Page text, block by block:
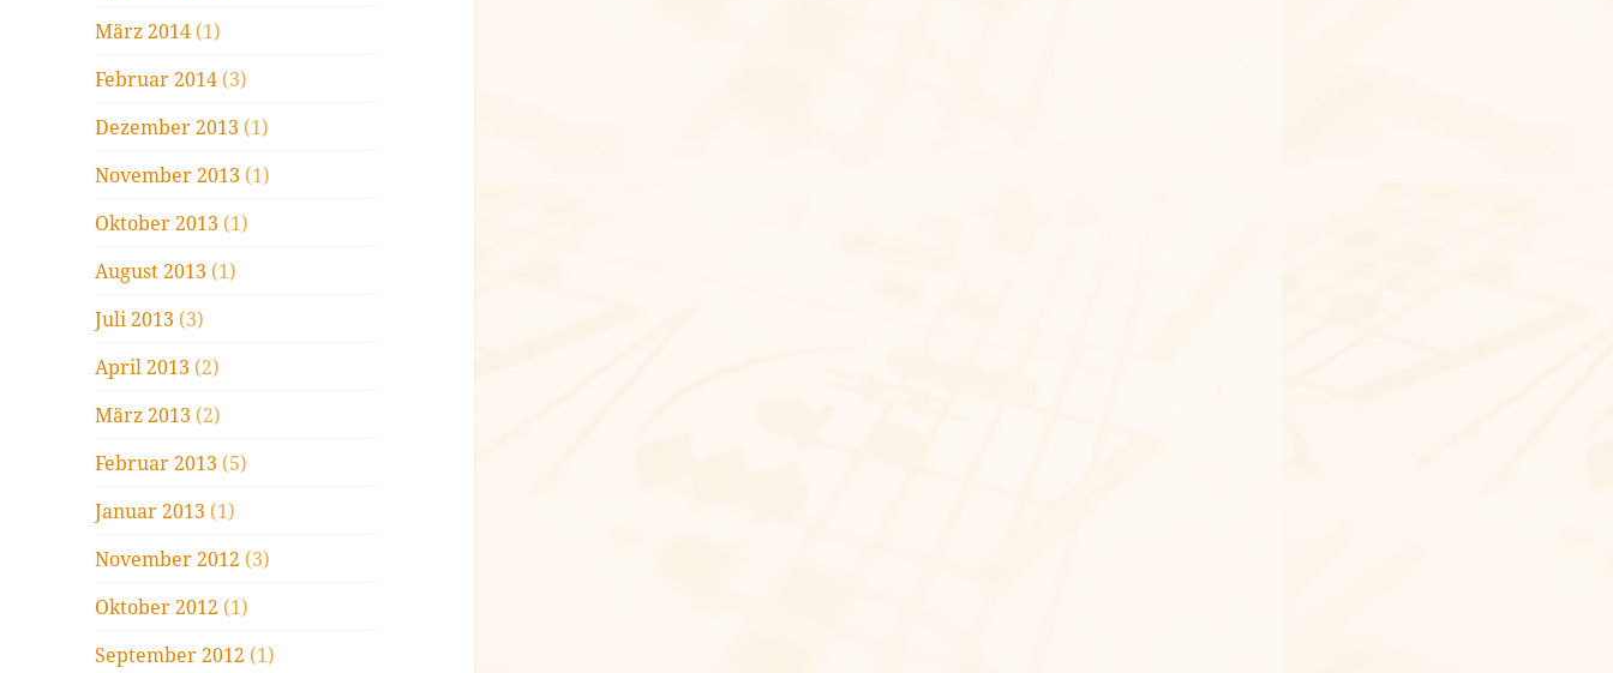
März 2014 (1)
Februar 2014 (3)
Dezember 2013 (1)
November 2013 (1)
Oktober 2013 (1)
August 2013 (1)
Juli 2013 (3)
April 2013 (2)
März 2013 (2)
Februar 2013 (5)
Januar 2013 (1)
November 2012 (3)
Oktober 2012 (1)
September 2012 (1)